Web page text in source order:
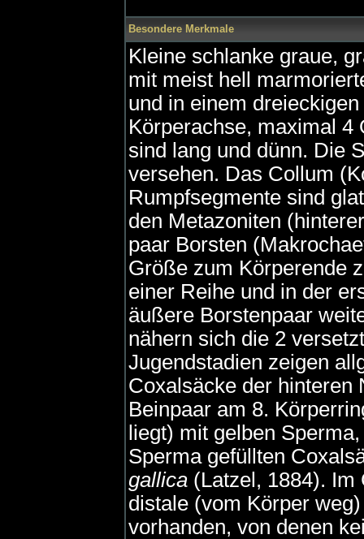
Besondere Merkmale
Kleine schlanke graue,
mit meist hell
und in einem
Körperachse, maximal 4
sind lang und dünn. Die
versehen. Das Collum
Rumpfsegmente sind
den Metazoniten
paar Borsten
Größe zum Körperende
einer Reihe und in der
äußere Borstenpaar
nähern sich die 2
Jugendstadien zeigen
Coxalsäcke der hinteren
Beinpaar am 8.
liegt) mit gelben
Sperma gefüllten
gallica (Latzel, 1884).
distale (vom Körper
vorhanden, von denen